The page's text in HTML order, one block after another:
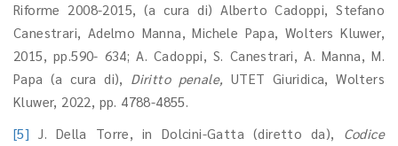
Riforme 2008-2015, (a cura di) Alberto Cadoppi, Stefano
Canestrari, Adelmo Manna, Michele Papa, Wolters Kluwer,
2015, pp.590- 634; A. Cadoppi, S. Canestrari, A. Manna, M.
Papa (a cura di), Diritto penale, UTET Giuridica, Wolters
Kluwer, 2022, pp. 4788-4855.
[5] J. Della Torre, in Dolcini-Gatta (diretto da), Codice